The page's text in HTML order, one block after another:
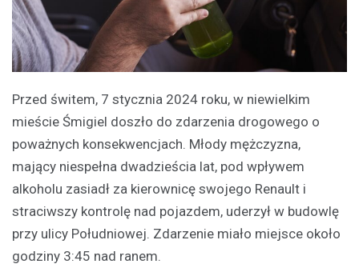
Przed świtem, 7 stycznia 2024 roku, w niewielkim
mieście Śmigiel doszło do zdarzenia drogowego o
poważnych konsekwencjach. Młody mężczyzna,
mający niespełna dwadzieścia lat, pod wpływem
alkoholu zasiadł za kierownicę swojego Renault i
straciwszy kontrolę nad pojazdem, uderzył w budowlę
przy ulicy Południowej. Zdarzenie miało miejsce około
godziny 3:45 nad ranem.